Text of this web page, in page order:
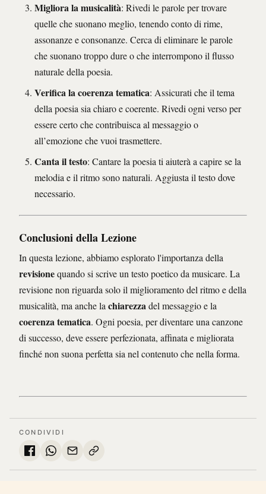
Migliora la musicalità: Rivedi le parole per trovare
quelle che suonano meglio, tenendo conto di rime,
assonanze e consonanze. Cerca di eliminare le parole
che suonano troppo dure o che interrompono il flusso
naturale della poesia.
Verifica la coerenza tematica: Assicurati che il tema
della poesia sia chiaro e coerente. Rivedi ogni verso per
essere certo che contribuisca al messaggio o
all’emozione che vuoi trasmettere.
Canta il testo: Cantare la poesia ti aiuterà a capire se la
melodia e il ritmo sono naturali. Aggiusta il testo dove
necessario.
Conclusioni della Lezione
In questa lezione, abbiamo esplorato l'importanza della
revisionequando si scrive un testo poetico da musicare. La
revisione non riguarda solo il miglioramento del ritmo e della
musicalità, ma anche la chiarezzadel messaggio e la
coerenza tematica. Ogni poesia, per diventare una canzone
di successo, deve essere perfezionata, affinata e migliorata
finché non suona perfetta sia nel contenuto che nella forma.
CONDIVIDI